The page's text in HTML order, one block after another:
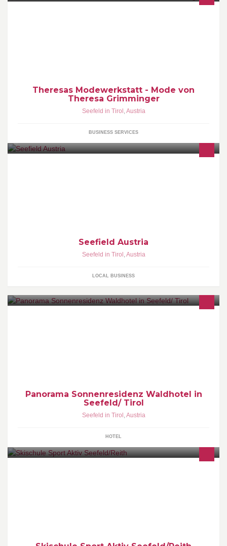
Theresas Modewerkstatt - Mode von
Theresa Grimminger
Seefeld in Tirol ,Austria
BUSINESS SERVICES
Seefield Austria
Seefeld in Tirol ,Austria
LOCAL BUSINESS
Panorama Sonnenresidenz Waldhotel in
Seefeld/ Tirol
Seefeld in Tirol ,Austria
HOTEL